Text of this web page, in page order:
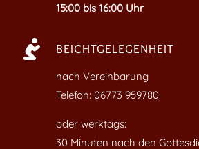
15:00 bis 16:00 Uhr
 BEICHTGELEGENHEIT
nach Vereinbarung
Telefon: 06773 959780
oder werktags:
30 Minuten nach den